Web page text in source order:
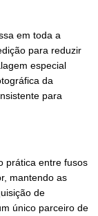
em toda a
para reduzir
especial
da
para
prática entre fusos
mantendo as
de
único parceiro de